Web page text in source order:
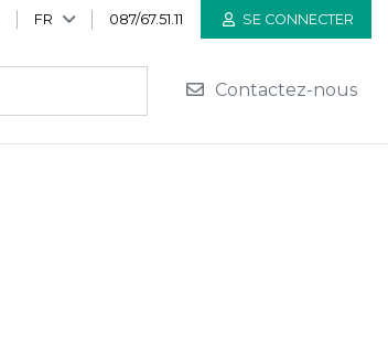
FR 087/67.51.11 SE CONNECTER
Contactez-nous